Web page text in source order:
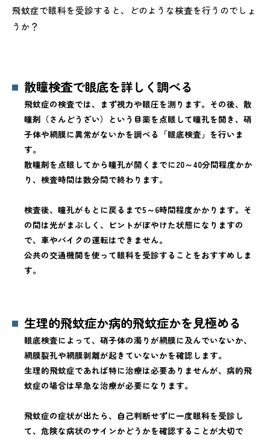
飛蚊症で眼科を受診すると、どのような検査を行うのでしょ
うか？
散瞳検査で眼底を詳しく調べる
飛蚊症の検査では、まず視力や眼圧を測ります。その後、散
瞳剤（さんどうざい）という目薬を点眼して瞳孔を開き、硝
子体や網膜に異常がないかを調べる「眼底検査」を行いま
す。
散瞳剤を点眼してから瞳孔が開くまでに20～40分間程度かか
り、検査時間は数分間で終わります。
検査後、瞳孔がもとに戻るまで5～6時間程度かかります。そ
の間は光がまぶしく、ピントがぼやけた状態になりますの
で、車やバイクの運転はできません。
公共の交通機関を使って眼科を受診することをおすすめしま
す。
生理的飛蚊症か病的飛蚊症かを見極める
眼底検査によって、硝子体の濁りが網膜に及んでいないか、
網膜裂孔や網膜剥離が起きていないかを確認します。
生理的飛蚊症であれば特に治療は必要ありませんが、病的飛
蚊症の場合は早急な治療が必要になります。
飛蚊症の症状が出たら、自己判断せずに一度眼科を受診し
て、危険な病状のサインかどうかを確認することが大切で